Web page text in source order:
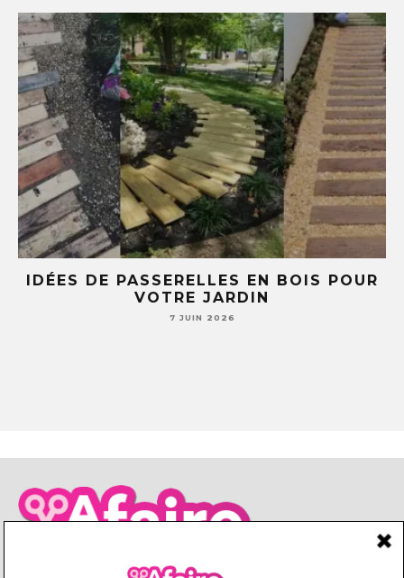
POUR
5 IDÉES DIY AVEC DES
SOUCOUPES (TU NE
JAMAIS TA VAISSELLE